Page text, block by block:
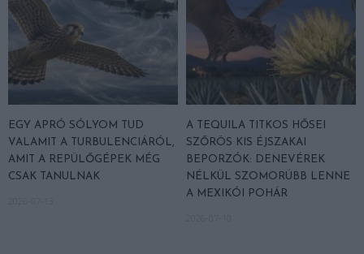
EGY APRÓ SÓLYOM TUD
VALAMIT A TURBULENCIÁRÓL,
AMIT A REPÜLŐGÉPEK MÉG
CSAK TANULNAK
A TEQUILA TITKOS HŐSEI
SZŐRÖS KIS ÉJSZAKAI
BEPORZÓK: DENEVÉREK
NÉLKÜL SZOMORÚBB LENNE
A MEXIKÓI POHÁR